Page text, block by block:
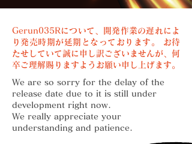
Gerun035Rについて、開発作業の遅れによ
り発売時期が延期となっております。 お待
たせしていて誠に申し訳ございませんが、何
卒ご理解賜りますようお願い申し上げます。
We are so sorry for the delay of the
release date due to it is still under
development right now.
We really appreciate your
understanding and patience.